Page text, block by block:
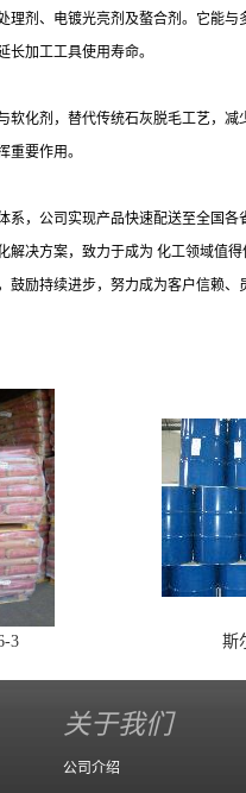
理剂、电镀光亮剂及螯合剂。它能
加工工具使用寿命。
软化剂，替代传统石灰脱毛工艺，
重要作用。
系，公司实现产品快速配送至全国
决方案，致力于成为 化工领域值得
鼓励持续进步，努力成为客户信赖
3 斯
关于我们
公司介绍